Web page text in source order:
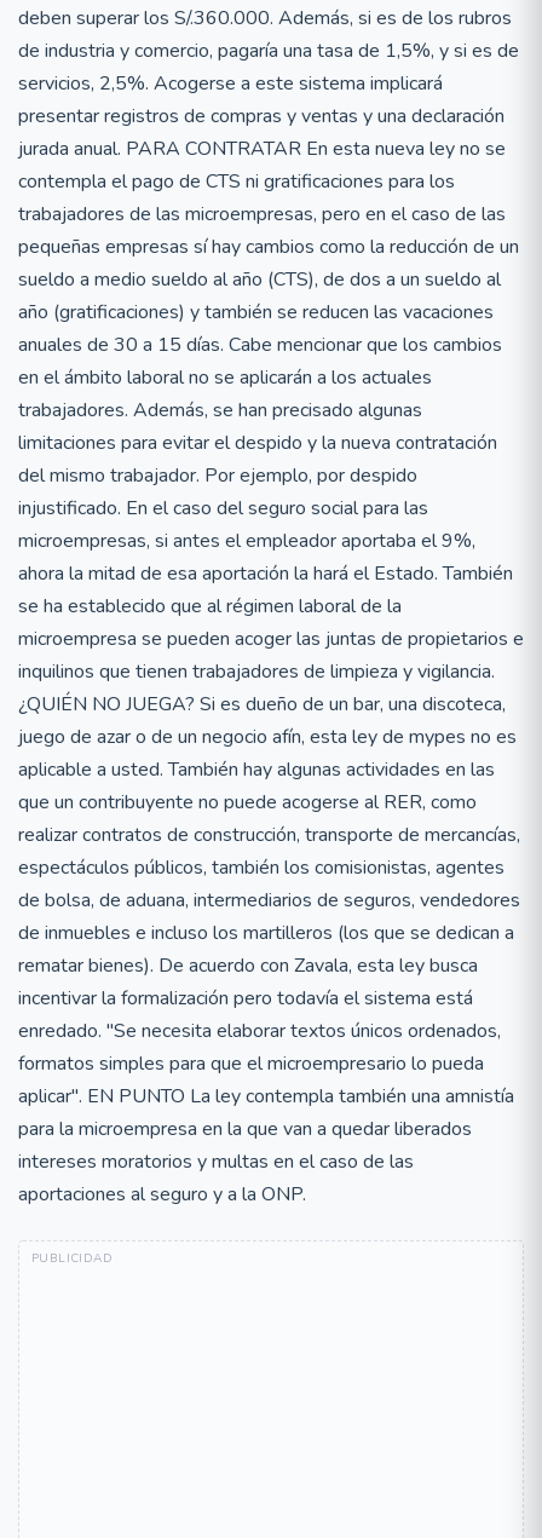
deben superar los S/.360.000. Además, si es de los rubros
de industria y comercio, pagaría una tasa de 1,5%, y si es de
servicios, 2,5%. Acogerse a este sistema implicará
presentar registros de compras y ventas y una declaración
jurada anual. PARA CONTRATAR En esta nueva ley no se
contempla el pago de CTS ni gratificaciones para los
trabajadores de las microempresas, pero en el caso de las
pequeñas empresas sí hay cambios como la reducción de un
sueldo a medio sueldo al año (CTS), de dos a un sueldo al
año (gratificaciones) y también se reducen las vacaciones
anuales de 30 a 15 días. Cabe mencionar que los cambios
en el ámbito laboral no se aplicarán a los actuales
trabajadores. Además, se han precisado algunas
limitaciones para evitar el despido y la nueva contratación
del mismo trabajador. Por ejemplo, por despido
injustificado. En el caso del seguro social para las
microempresas, si antes el empleador aportaba el 9%,
ahora la mitad de esa aportación la hará el Estado. También
se ha establecido que al régimen laboral de la
microempresa se pueden acoger las juntas de propietarios e
inquilinos que tienen trabajadores de limpieza y vigilancia.
¿QUIÉN NO JUEGA? Si es dueño de un bar, una discoteca,
juego de azar o de un negocio afín, esta ley de mypes no es
aplicable a usted. También hay algunas actividades en las
que un contribuyente no puede acogerse al RER, como
realizar contratos de construcción, transporte de mercancías,
espectáculos públicos, también los comisionistas, agentes
de bolsa, de aduana, intermediarios de seguros, vendedores
de inmuebles e incluso los martilleros (los que se dedican a
rematar bienes). De acuerdo con Zavala, esta ley busca
incentivar la formalización pero todavía el sistema está
enredado. "Se necesita elaborar textos únicos ordenados,
formatos simples para que el microempresario lo pueda
aplicar". EN PUNTO La ley contempla también una amnistía
para la microempresa en la que van a quedar liberados
intereses moratorios y multas en el caso de las
aportaciones al seguro y a la ONP.